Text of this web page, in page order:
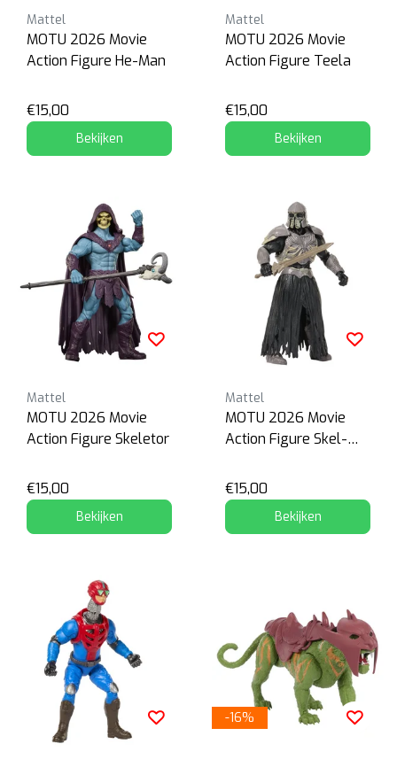
Mattel
MOTU 2026 Movie
Action Figure He-Man
€15,00
Bekijken
Mattel
MOTU 2026 Movie
Action Figure Teela
€15,00
Bekijken
Mattel
MOTU 2026 Movie
Action Figure Skeletor
€15,00
Bekijken
Mattel
MOTU 2026 Movie
Action Figure Skel-
€15,00
Bekijken
-16%